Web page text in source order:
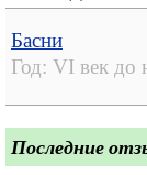
Басни
Год: VI век до
Последние